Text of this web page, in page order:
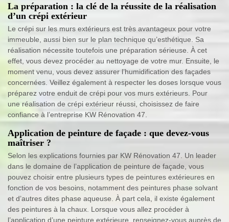
La préparation : la clé de la réussite de la réalisation
d’un crépi extérieur
Le crépi sur les murs extérieurs est très avantageux pour votre
immeuble, aussi bien sur le plan technique qu’esthétique. Sa
réalisation nécessite toutefois une préparation sérieuse. À cet
effet, vous devez procéder au nettoyage de votre mur. Ensuite, le
moment venu, vous devez assurer l’humidification des façades
concernées. Veillez également à respecter les doses lorsque vous
préparez votre enduit de crépi pour vos murs extérieurs. Pour
une réalisation de crépi extérieur réussi, choisissez de faire
confiance à l’entreprise KW Rénovation 47.
Application de peinture de façade : que devez-vous
maîtriser ?
Selon les explications fournies par KW Rénovation 47. Un leader
dans le domaine de l’application de peinture de façade, vous
pouvez choisir entre plusieurs types de peintures extérieures en
fonction de vos besoins, notamment des peintures phase solvant
et d’autres dites phase aqueuse. À part cela, il existe également
des peintures à la chaux. Lorsque vous allez procéder à
l’application d’une peinture extérieure, renseignez-vous auprès de